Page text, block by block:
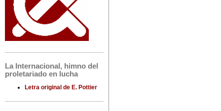
La Internacional, himno del
proletariado en lucha
Letra original de E. Pottier